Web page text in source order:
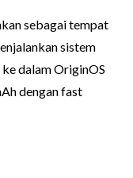
sebagai tempat
sistem
dalam OriginOS
dengan fast